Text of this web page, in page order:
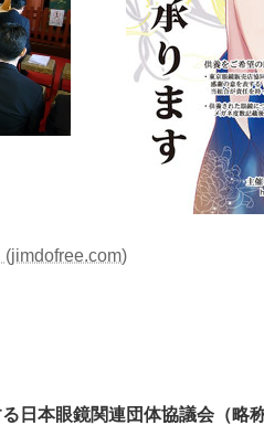
日本眼鏡関連団体協議会（